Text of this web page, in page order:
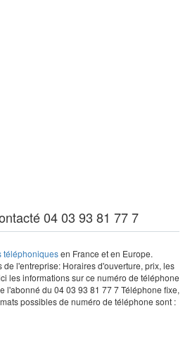
04 03 93 81 77 7
téléphoniquesen France et en Europe.
de l'entreprise: Horaires d'ouverture, prix, les
les informations sur ce numéro de téléphone
l'abonné du 04 03 93 81 77 7 Téléphone fixe,
possibles de numéro de téléphone sont :